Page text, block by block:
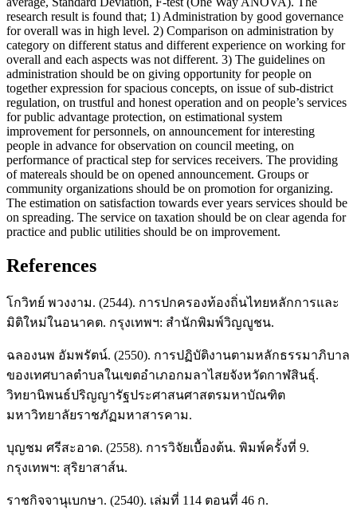
research result is found that; 1) Administration by good governance
for overall was in high level. 2) Comparison on administration by
category on different status and different experience on working for
overall and each aspects was not different. 3) The guidelines on
administration should be on giving opportunity for people on
together expression for spacious concepts, on issue of sub-district
regulation, on trustful and honest operation and on people’s services
for public advantage protection, on estimational system
improvement for personnels, on announcement for interesting
people in advance for observation on council meeting, on
performance of practical step for services receivers. The providing
of matereals should be on opened announcement. Groups or
community organizations should be on promotion for organizing.
The estimation on satisfaction towards ever years services should be
on spreading. The service on taxation should be on clear agenda for
practice and public utilities should be on improvement.
References
โกวิทย์ พวงงาม. (2544). การปกครองท้องถิ่นไทยหลักการและ
มิติใหม่ในอนาคต. กรุงเทพฯ: สำนักพิมพ์วิญญูชน.
ฉลองนพ อัมพรัตน์. (2550). การปฏิบัติงานตามหลักธรรมาภิบาล
ของเทศบาลตำบลในเขตอำเภอกมลาไสยจังหวัดกาฬสินธ์ุ.
วิทยานิพนธ์ปริญญารัฐประศาสนศาสตรมหาบัณฑิต
มหาวิทยาลัยราชภัฏมหาสารคาม.
บุญชม ศรีสะอาด. (2558). การวิจัยเบื้องต้น. พิมพ์ครั้งที่ 9.
กรุงเทพฯ: สุริยาสาส์น.
ราชกิจจานุเบกษา. (2540). เล่มที่ 114 ตอนที่ 46 ก.